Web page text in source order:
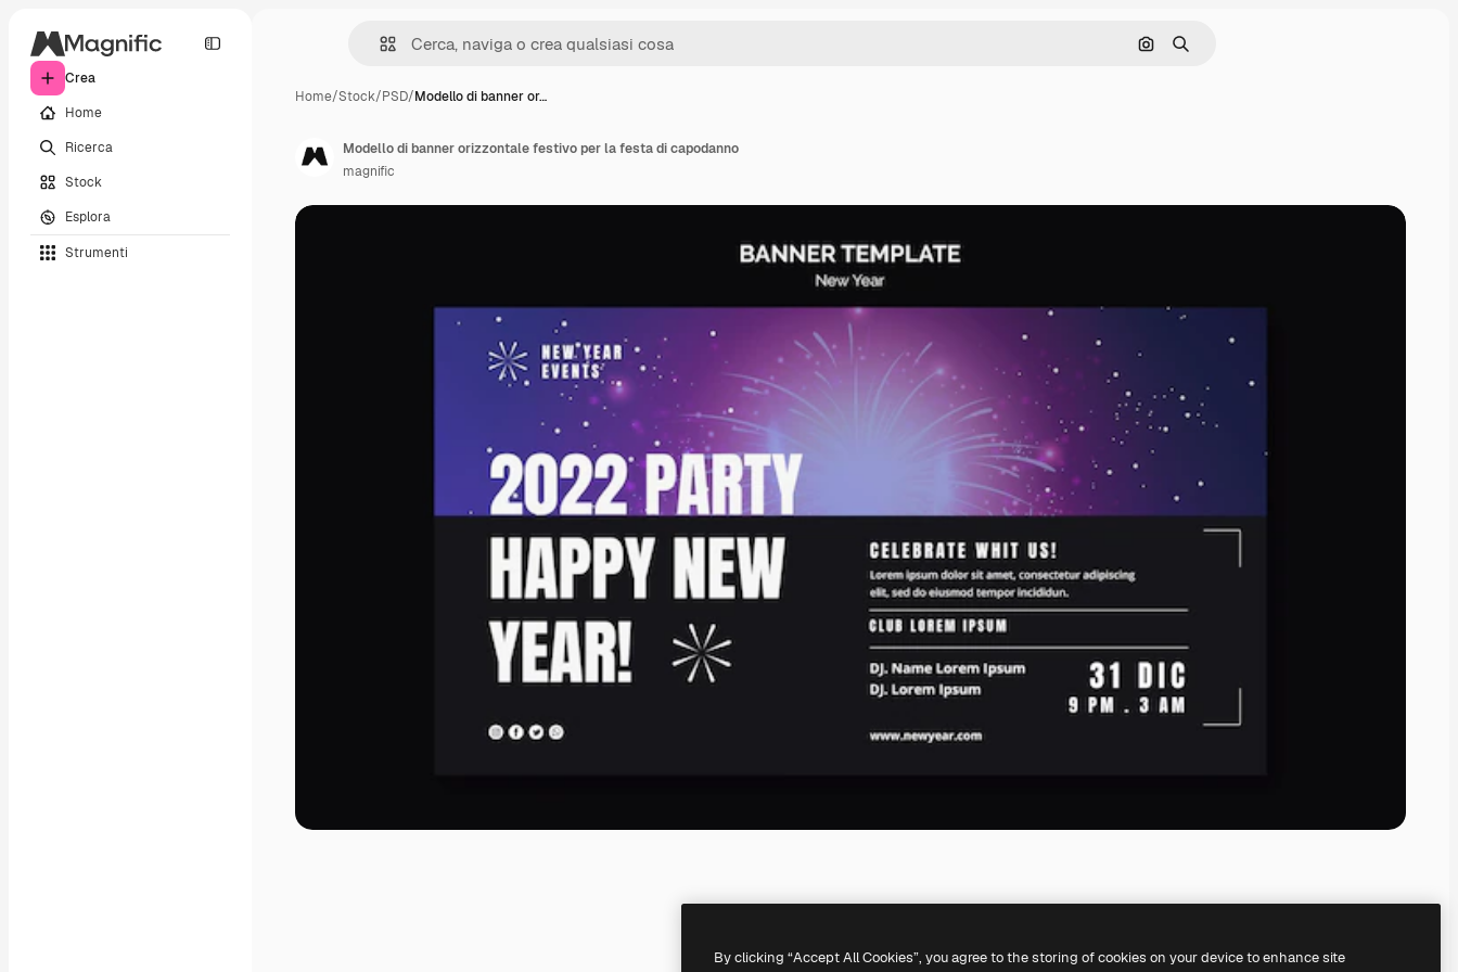
Crea
Home
Ricerca
Stock
Esplora
Strumenti
Cerca per immagine
Ricerca
Home/Stock/PSD/Modello di banner or…
Modello di banner orizzontale festivo per la festa di capodanno
magnific
By clicking “Accept All Cookies”, you agree to the storing of cookies on your device to enhance site